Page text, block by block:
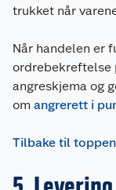
trukket når
Når handelen er
ordrebekreftelse
angreskjema og
om angrerett i
Tilbake til toppen